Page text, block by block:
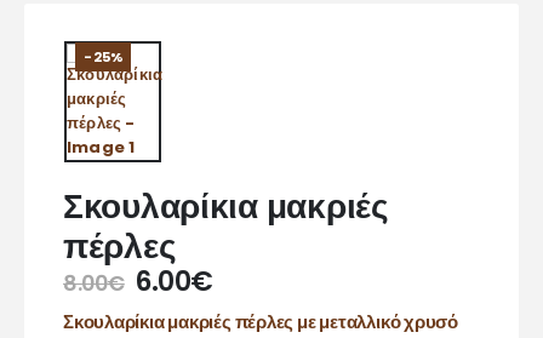
-25%
Σκουλαρίκια μακριές
πέρλες
8.00€ 6.00€
Σκουλαρίκια μακριές πέρλες με μεταλλικό χρυσό